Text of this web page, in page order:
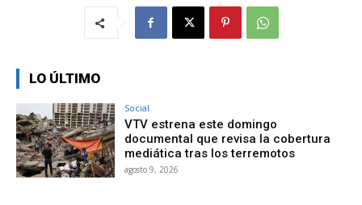
LO ÚLTIMO
Social
VTV estrena este domingo
documental que revisa la cobertura
mediática tras los terremotos
agosto 9, 2026